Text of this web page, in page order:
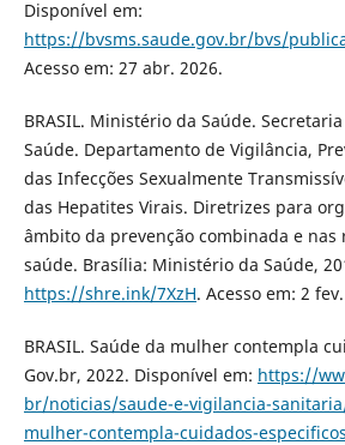
Disponível em:
https://bvsms.saude.gov.br/bvs/
Acesso em: 27 abr. 2026.
BRASIL. Ministério da Saúde.
Saúde. Departamento de Vigilância,
das Infecções Sexualmente
das Hepatites Virais. Diretrizes para
âmbito da prevenção combinada e nas
saúde. Brasília: Ministério da Saúde,
https://shre.ink/7XzH. Acesso em: 2
BRASIL. Saúde da mulher contempla
Gov.br, 2022. Disponível em: https://
br/noticias/saude-e-vigilancia-
mulher-contempla-cuidados-especificos